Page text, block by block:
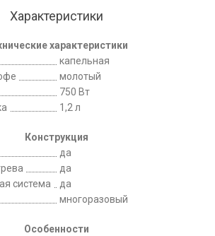
Характеристики
характеристики
капельная
молотый
750 Вт
1,2 л
Конструкция
да
да
система
да
многоразовый
Особенности